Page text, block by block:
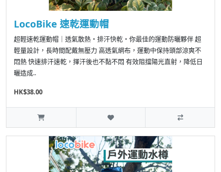
LocoBike 速乾運動帽
超輕速乾運動帽｜透氣散熱・排汗快乾・你最佳的運動防曬夥伴 超
輕量設計，長時間配戴無壓力 高透氣網布，運動中保持頭部涼爽不
悶熱 快速排汗速乾，揮汗後也不黏不悶 有效阻擋陽光直射，降低日
曬造成..
HK$38.00